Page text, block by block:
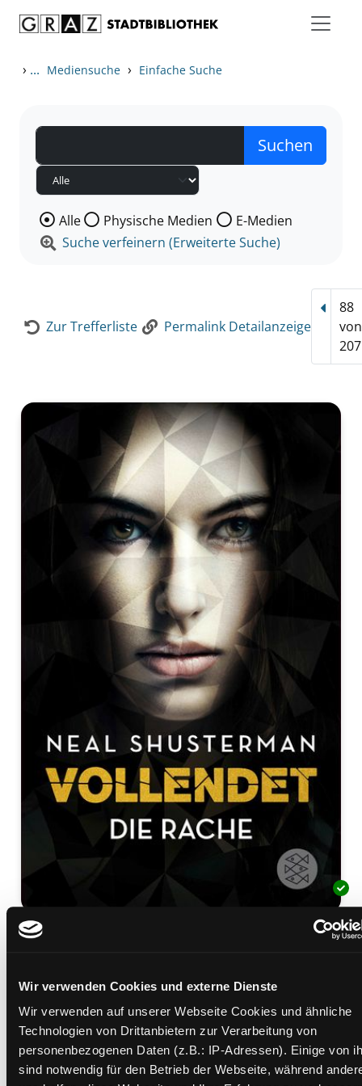
Wir verwenden Cookies und externe Dienste
Wir verwenden auf unserer Webseite Cookies und ähnliche
Technologien von Drittanbietern zur Verarbeitung von
personenbezogenen Daten (z.B.: IP-Adressen). Einige von
sind notwendig für den Betrieb der Webseite, während
› ... Mediensuche › Einfache Suche
Wählen Sie die Medienart nach der Sie suchen wollen.
Alle Physische Medien
E-Medien
Suche verfeinern (Erweiterte Suche)
Zur Trefferliste Permalink Detailanzeige
88
von
207
03.; Die Rache
Mediengruppe:Jugendbuch
Suche nach diesem Verfasser
Beschreibung ein-/ausblenden
Mehr Informationen ein-/ausblenden